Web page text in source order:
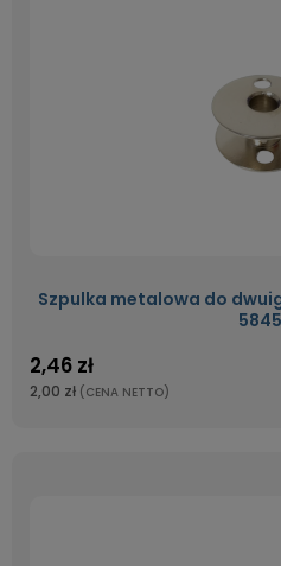
Szpulka metalowa do
2,46 zł
2,00 zł (CENA NETTO)